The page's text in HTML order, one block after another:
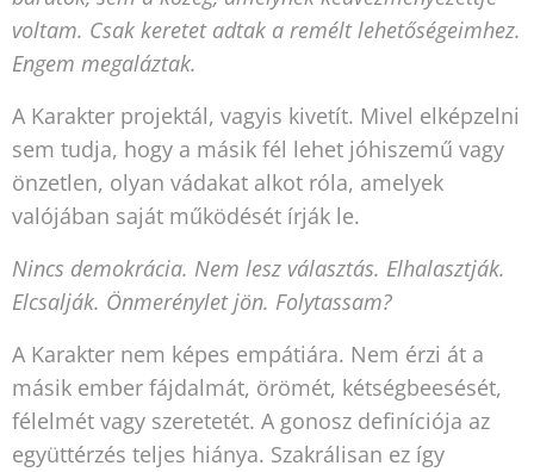
voltam. Csak keretet adtak a remélt lehetőségeimhez.
Engem megaláztak.
A Karakter projektál, vagyis kivetít. Mivel elképzelni
sem tudja, hogy a másik fél lehet jóhiszemű vagy
önzetlen, olyan vádakat alkot róla, amelyek
valójában saját működését írják le.
Nincs demokrácia. Nem lesz választás. Elhalasztják.
Elcsalják. Önmerénylet jön. Folytassam?
A Karakter nem képes empátiára. Nem érzi át a
másik ember fájdalmát, örömét, kétségbeesését,
félelmét vagy szeretetét. A gonosz definíciója az
együttérzés teljes hiánya. Szakrálisan ez így